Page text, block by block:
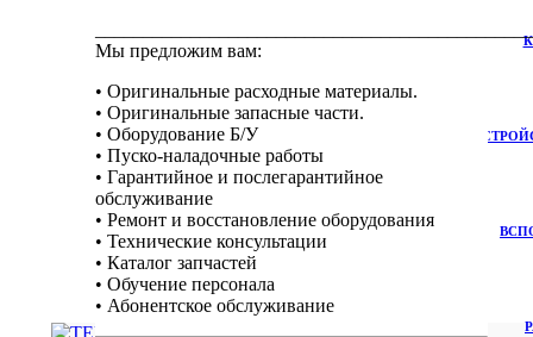
Мы предложим вам:
• Оригинальные расходные материалы.
• Оригинальные запасные части.
• Оборудование Б/У
• Пуско-наладочные работы
• Гарантийное и послегарантийное
обслуживание
• Ремонт и восстановление оборудования
• Технические консультации
• Каталог запчастей
• Обучение персонала
• Абонентское обслуживание